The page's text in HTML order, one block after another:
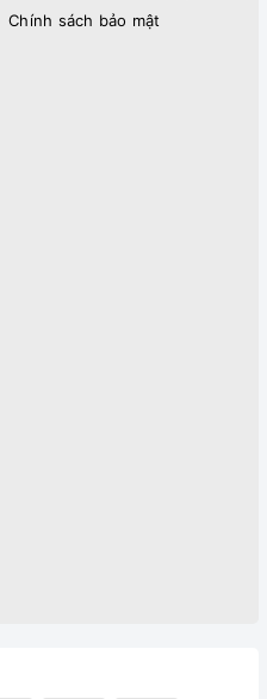
Chính sách bảo mật